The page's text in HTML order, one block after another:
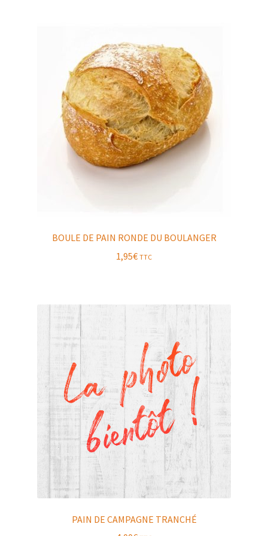
BOULE DE PAIN RONDE DU BOULANGER
1,95€ TTC
PAIN DE CAMPAGNE TRANCHÉ